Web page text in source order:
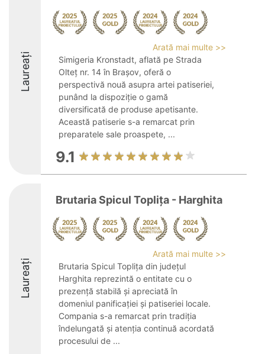
Laureați
Arată mai multe >>
Simigeria Kronstadt, aflată pe Strada
Olteț nr. 14 în Brașov, oferă o
perspectivă nouă asupra artei patiseriei,
punând la dispoziție o gamă
diversificată de produse apetisante.
Această patiserie s-a remarcat prin
preparatele sale proaspete, ...
9.1
Laureați
Brutaria Spicul Toplița - Harghita
Arată mai multe >>
Brutaria Spicul Toplița din județul
Harghita reprezintă o entitate cu o
prezență stabilă și apreciată în
domeniul panificației și patiseriei locale.
Compania s-a remarcat prin tradiția
îndelungată și atenția continuă acordată
procesului de ...